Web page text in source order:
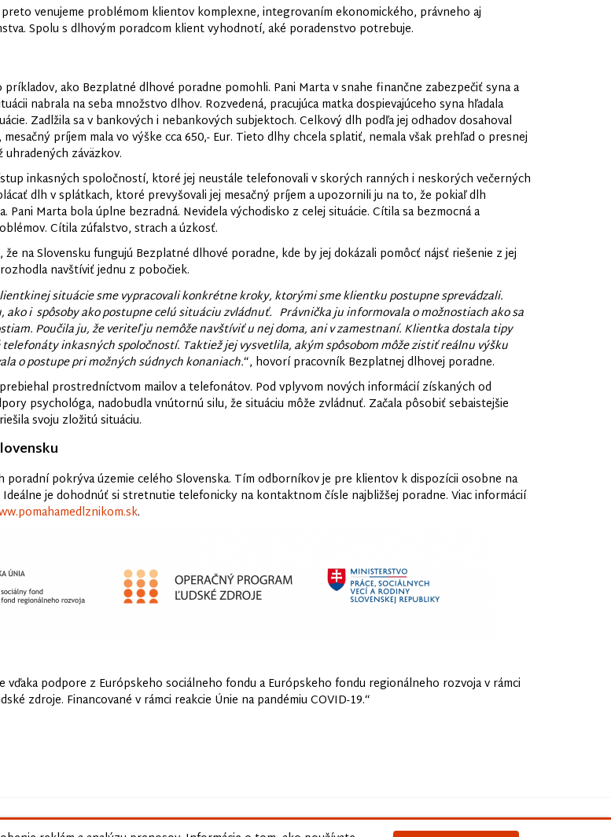
venujeme problémom klientov komplexne, integrovaním ekonomického, právneho aj
Spolu s dlhovým poradcom klient vyhodnotí, aké poradenstvo potrebuje.
príkladov, ako Bezplatné dlhové poradne pomohli. Pani Marta v snahe finančne zabezpečiť syna a
nabrala na seba množstvo dlhov. Rozvedená, pracujúca matka dospievajúceho syna hľadala
Zadlžila sa v bankových i nebankových subjektoch. Celkový dlh podľa jej odhadov dosahoval
príjem mala vo výške cca 650,- Eur. Tieto dlhy chcela splatiť, nemala však prehľad o presnej
záväzkov.
inkasných spoločností, ktoré jej neustále telefonovali v skorých ranných i neskorých večerných
dlh v splátkach, ktoré prevyšovali jej mesačný príjem a upozornili ju na to, že pokiaľ dlh
Pani Marta bola úplne bezradná. Nevidela východisko z celej situácie. Cítila sa bezmocná a
Cítila zúfalstvo, strach a úzkosť.
že na Slovensku fungujú Bezplatné dlhové poradne, kde by jej dokázali pomôcť nájsť riešenie z jej
navštíviť jednu z pobočiek.
situácie sme vypracovali konkrétne kroky, ktorými sme klientku postupne sprevádzali.
ako i spôsoby ako postupne celú situáciu zvládnuť. Právnička ju informovala o možnostiach ako sa
Poučila ju, že veriteľ ju nemôže navštíviť u nej doma, ani v zamestnaní. Klientka dostala tipy
inkasných spoločností. Taktiež jej vysvetlila, akým spôsobom môže zistiť reálnu výšku
o postupe pri možných súdnych konaniach.“, hovorí pracovník Bezplatnej dlhovej poradne.
prostredníctvom mailov a telefonátov. Pod vplyvom nových informácií získaných od
psychológa, nadobudla vnútornú silu, že situáciu môže zvládnuť. Začala pôsobiť sebaistejšie
svoju zložitú situáciu.
poradní pokrýva územie celého Slovenska. Tím odborníkov je pre klientov k dispozícii osobne na
je dohodnúť si stretnutie telefonicky na kontaktnom čísle najbližšej poradne. Viac informácií
.
vďaka podpore z Európskeho sociálneho fondu a Európskeho fondu regionálneho rozvoja v rámci
zdroje. Financované v rámci reakcie Únie na pandémiu COVID-19.“
sociálnych vecí a rodiny Slovenskej republiky